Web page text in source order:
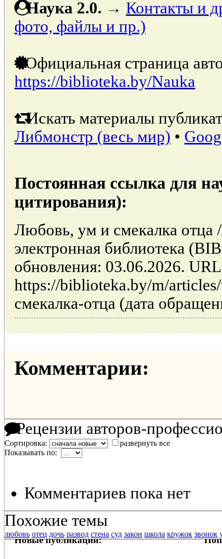
Наука 2.0. → Контакты и
фото, файлы и пр.)
Официальная страница
https://biblioteka.by/Nauka
Искать материалы
Либмонстр (весь мир) •
Постоянная ссылка для
цитирования):
Любовь, ум и смекалка отца
электронная библиотека
обновления: 03.06.2026.
https://biblioteka.by/m/
смекалка-отца (дата
Комментарии:
Рецензии авторов-
Сортировка:
развернуть все
Показывать по:
Комментариев пока нет
Похожие темы
любовь отец дочь развод стена суд закон школа кружок звонок
Новые публикации: